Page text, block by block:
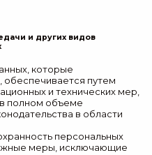
и других видов
которые
путем
и технических мер,
полном объеме
в области
персональных
меры, исключающие